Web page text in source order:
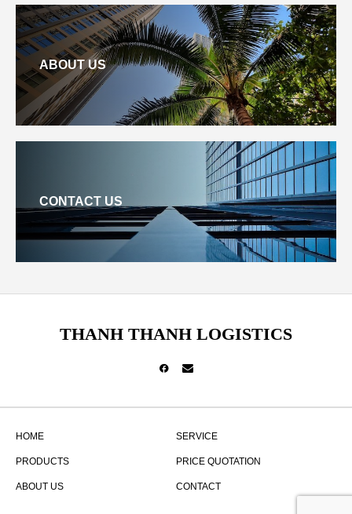
ABOUT US
CONTACT US
THANH THANH LOGISTICS
HOME SERVICE
PRODUCTS PRICE QUOTATION
ABOUT US CONTACT